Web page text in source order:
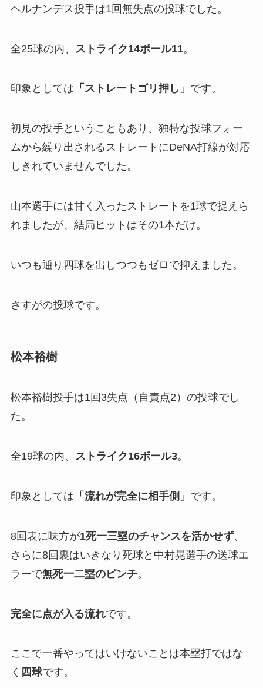
ヘルナンデス投手は1回無失点の投球でした。
全25球の内、 ストライク14ボール11。
印象としては 「ストレートゴリ押し」 です。
初見の投手ということもあり、独特な投球フォー
ムから繰り出されるストレートにDeNA打線が対応
しきれていませんでした。
山本選手には甘く入ったストレートを1球で捉えら
れましたが、結局ヒットはその1本だけ。
いつも通り四球を出しつつもゼロで抑えました。
さすがの投球です。
松本裕樹
松本裕樹投手は1回3失点（自責点2）の投球でし
た。
全19球の内、 ストライク16ボール3。
印象としては 「流れが完全に相手側」 です。
8回表に味方が1死一三塁のチャンスを活かせず、
さらに8回裏はいきなり死球と中村晃選手の送球エ
ラーで無死一二塁のピンチ。
完全に点が入る流れです。
ここで一番やってはいけないことは本塁打ではな
く 四球です。